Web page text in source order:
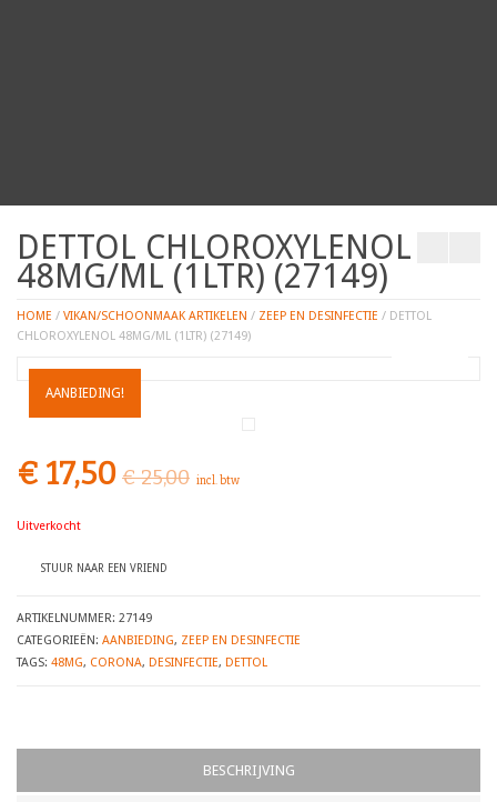
DETTOL CHLOROXYLENOL
48MG/ML (1LTR) (27149)
HOME / VIKAN/SCHOONMAAK ARTIKELEN / ZEEP EN DESINFECTIE / DETTOL
CHLOROXYLENOL 48MG/ML (1LTR) (27149)
AANBIEDING!
€25,00
€ 17,50 incl. btw
Uitverkocht
STUUR NAAR EEN VRIEND
ARTIKELNUMMER: 27149
CATEGORIEËN: AANBIEDING, ZEEP EN DESINFECTIE
TAGS: 48MG, CORONA, DESINFECTIE, DETTOL
BESCHRIJVING